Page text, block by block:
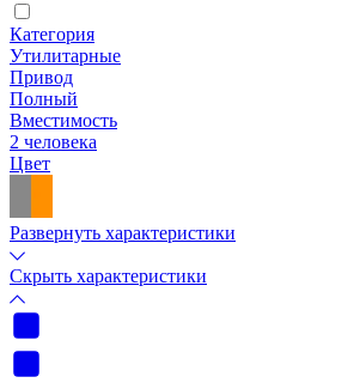
Категория
Утилитарные
Привод
Полный
Вместимость
2 человека
Цвет
Развернуть характеристики
Скрыть характеристики